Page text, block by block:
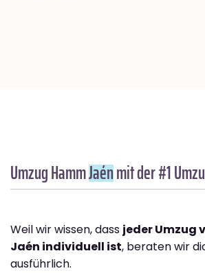
Umzug HammJaénmit der #1
Weil wir wissen, dass jeder Umzug
Jaén individuell ist, beraten wir
ausführlich.